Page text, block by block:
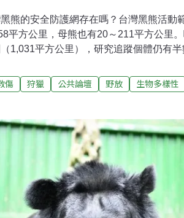
熊的安全防護網存在嗎？台灣黑熊活動
平方公里，母熊也有20～211平方公里
1,031平方公里），研究追蹤個體仍有
好的保護效果。故除了加強保護區的管
保護亦不容忽視。黑熊711死亡的地點位
計劃、甚至近年來「國土生態保育綠色
隻熊告訴我們一個事實：南北綿延長達
的中央山脈保育廊道，似乎無法提供
的自然棲所。近日的研究也發現，大雪山
有較大黑熊族群的玉山國家公園，更可能
傷 狩獵 公共論壇 野放 生物多樣性